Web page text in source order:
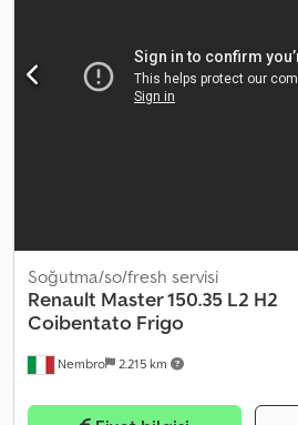
Nembro 2.215 km
Soğutma/so/fresh servisi
Renault Master 150.35 L2 H2
Coibentato Frigo